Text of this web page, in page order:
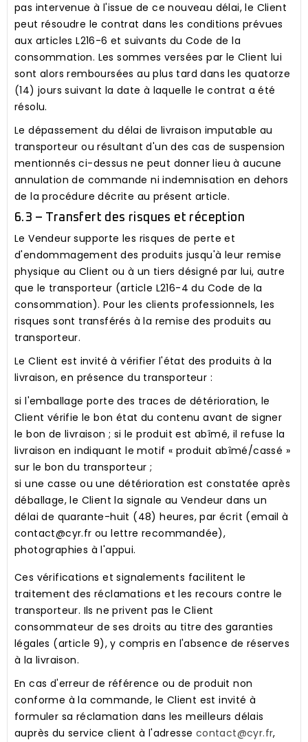
pas intervenue à l'issue de ce nouveau délai, le Client
peut résoudre le contrat dans les conditions prévues
aux articles L216-6 et suivants du Code de la
consommation. Les sommes versées par le Client lui
sont alors remboursées au plus tard dans les quatorze
(14) jours suivant la date à laquelle le contrat a été
résolu.
Le dépassement du délai de livraison imputable au
transporteur ou résultant d'un des cas de suspension
mentionnés ci-dessus ne peut donner lieu à aucune
annulation de commande ni indemnisation en dehors
de la procédure décrite au présent article.
6.3 – Transfert des risques et réception
Le Vendeur supporte les risques de perte et
d'endommagement des produits jusqu'à leur remise
physique au Client ou à un tiers désigné par lui, autre
que le transporteur (article L216-4 du Code de la
consommation). Pour les clients professionnels, les
risques sont transférés à la remise des produits au
transporteur.
Le Client est invité à vérifier l'état des produits à la
livraison, en présence du transporteur :
si l'emballage porte des traces de détérioration, le
Client vérifie le bon état du contenu avant de signer
le bon de livraison ; si le produit est abîmé, il refuse la
livraison en indiquant le motif « produit abîmé/cassé »
sur le bon du transporteur ;
si une casse ou une détérioration est constatée après
déballage, le Client la signale au Vendeur dans un
délai de quarante-huit (48) heures, par écrit (email à
contact@cyr.fr ou lettre recommandée),
photographies à l'appui.
Ces vérifications et signalements facilitent le
traitement des réclamations et les recours contre le
transporteur. Ils ne privent pas le Client
consommateur de ses droits au titre des garanties
légales (article 9), y compris en l'absence de réserves
à la livraison.
En cas d'erreur de référence ou de produit non
conforme à la commande, le Client est invité à
formuler sa réclamation dans les meilleurs délais
auprès du service client à l'adresse contact@cyr.fr,